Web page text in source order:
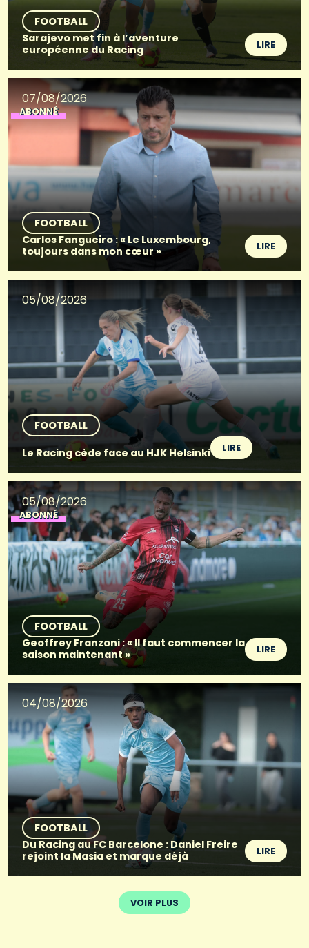
FOOTBALL
Sarajevo met fin à l’aventure
européenne du Racing
LIRE
07/08/2026
ABONNÉ
FOOTBALL
Carlos Fangueiro : « Le Luxembourg,
toujours dans mon cœur »
LIRE
05/08/2026
FOOTBALL
Le Racing cède face au HJK Helsinki
LIRE
05/08/2026
ABONNÉ
FOOTBALL
Geoffrey Franzoni : « Il faut commencer la
saison maintenant »
LIRE
04/08/2026
FOOTBALL
Du Racing au FC Barcelone : Daniel Freire
rejoint la Masia et marque déjà
LIRE
VOIR PLUS